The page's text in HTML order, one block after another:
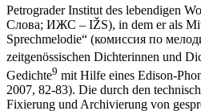
Petrograder Institut des lebendigen
Слова; ИЖС – IŽS), in dem er als
Sprechmelodie“ (комиссия по
zeitgenössischen Dichterinnen und
Gedichte9 mit Hilfe eines Edison-
2007, 82-83). Die durch den
Fixierung und Archivierung von